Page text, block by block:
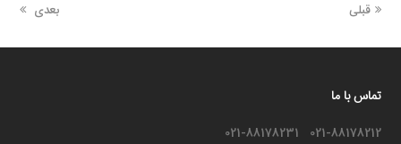
قبلی بعدی
تماس با ما
021-88178212 021-88178231